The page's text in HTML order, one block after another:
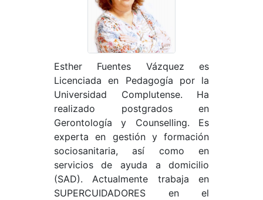
Esther Fuentes Vázquez es
Licenciada en Pedagogía por la
Universidad Complutense. Ha
realizado postgrados en
Gerontología y Counselling. Es
experta en gestión y formación
sociosanitaria, así como en
servicios de ayuda a domicilio
(SAD). Actualmente trabaja en
SUPERCUIDADORES en el